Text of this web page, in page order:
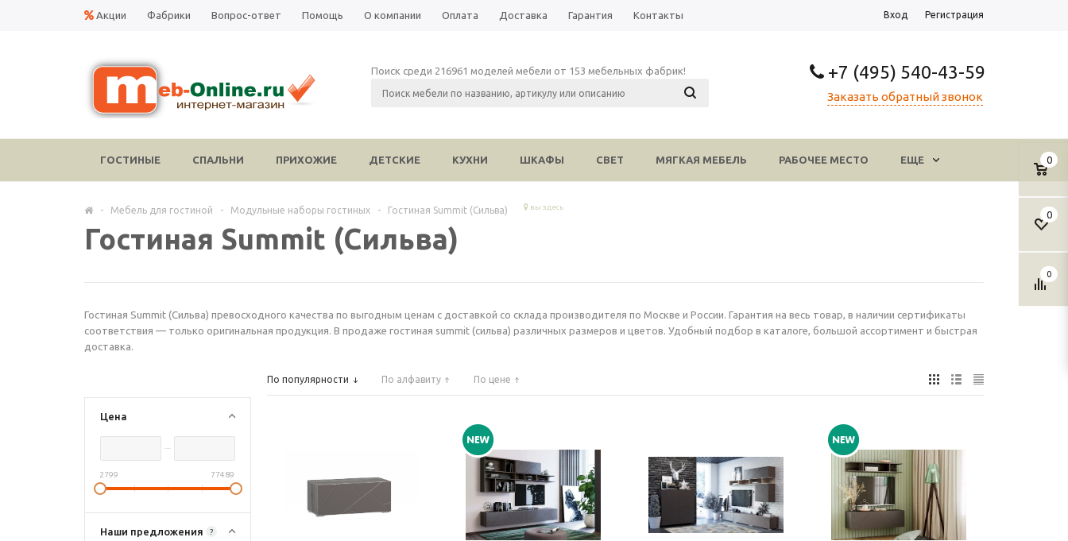
Акции Фабрики Вопрос-ответ Помощь О компании Оплата Доставка Гарантия Контакты Вход Регистрация
+7 (495) 540-43-59
Заказать обратный звонок
Поиск среди 216961 моделей мебели от 153 мебельных фабрик!
0
0
0
ГОСТИНЫЕ СПАЛЬНИ ПРИХОЖИЕ ДЕТСКИЕ КУХНИ ШКАФЫ СВЕТ МЯГКАЯ МЕБЕЛЬ РАБОЧЕЕ МЕСТО ЕЩЕ
- Мебель для гостиной - Модульные наборы гостиных - Гостиная Summit (Сильва) вы здесь
Гостиная Summit (Сильва)
Гостиная Summit (Сильва) превосходного качества по выгодным ценам с доставкой со склада производителя по Москве и России. Гарантия на весь товар, в наличии сертификаты
соответствия — только оригинальная продукция. В продаже гостиная summit (сильва) различных размеров и цветов. Удобный подбор в каталоге, большой ассортимент и быстрая
доставка.
Цена
2799 77489
Наши предложения ?
По популярности По алфавиту По цене